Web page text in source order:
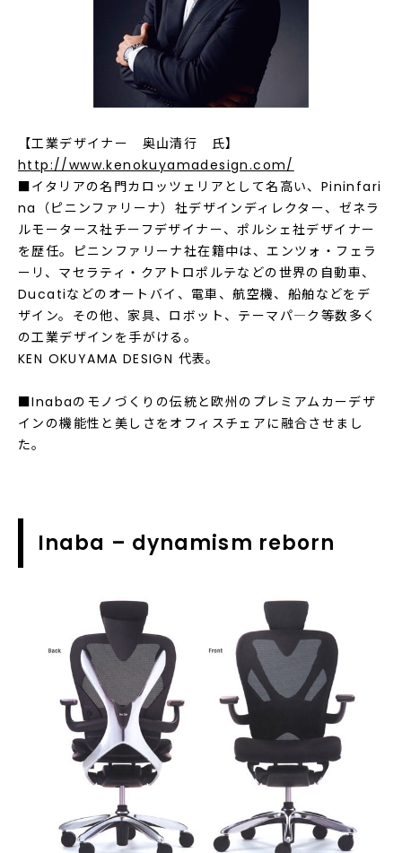
【工業デザイナー 奥山清行 氏】
http://www.kenokuyamadesign.com/
■イタリアの名門カロッツェリアとして名高い、Pininfari
na（ピニンファリーナ）社デザインディレクター、ゼネラ
ルモータース社チーフデザイナー、ポルシェ社デザイナー
を歴任。ピニンファリーナ社在籍中は、エンツォ・フェラ
ーリ、マセラティ・クアトロポルテなどの世界の自動車、
Ducatiなどのオートバイ、電車、航空機、船舶などをデ
ザイン。その他、家具、ロボット、テーマパ―ク等数多く
の工業デザインを手がける。
KEN OKUYAMA DESIGN 代表。
■Inabaのモノづくりの伝統と欧州のプレミアムカーデザ
インの機能性と美しさをオフィスチェアに融合させまし
た。
Inaba – dynamism reborn